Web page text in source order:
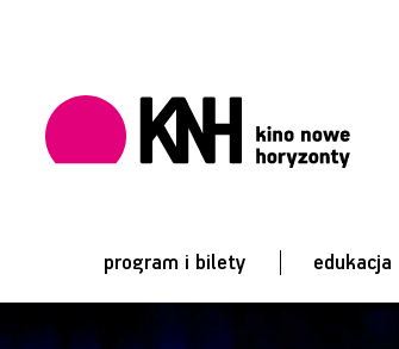
program i bilety edukacja